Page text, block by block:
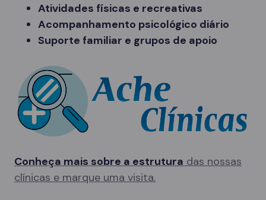
Atividades físicas e recreativas
Acompanhamento psicológico diário
Suporte familiar e grupos de apoio
Conheça mais sobre a estrutura das nossas
clínicas e marque uma visita.